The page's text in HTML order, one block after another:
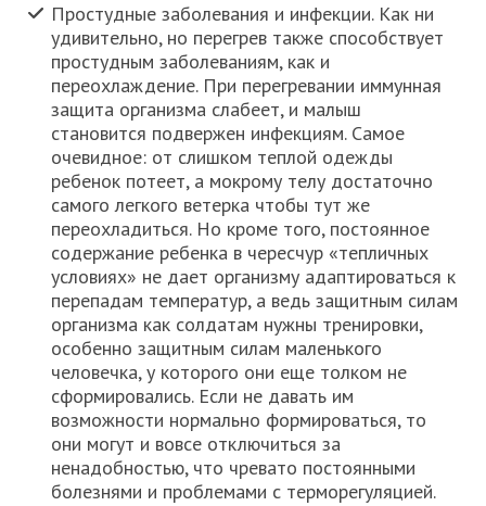
Простудные заболевания и инфекции. Как ни
удивительно, но перегрев также способствует
простудным заболеваниям, как и
переохлаждение. При перегревании иммунная
защита организма слабеет, и малыш
становится подвержен инфекциям. Самое
очевидное: от слишком теплой одежды
ребенок потеет, а мокрому телу достаточно
самого легкого ветерка чтобы тут же
переохладиться. Но кроме того, постоянное
содержание ребенка в чересчур «тепличных
условиях» не дает организму адаптироваться к
перепадам температур, а ведь защитным силам
организма как солдатам нужны тренировки,
особенно защитным силам маленького
человечка, у которого они еще толком не
сформировались. Если не давать им
возможности нормально формироваться, то
они могут и вовсе отключиться за
ненадобностью, что чревато постоянными
болезнями и проблемами с терморегуляцией.